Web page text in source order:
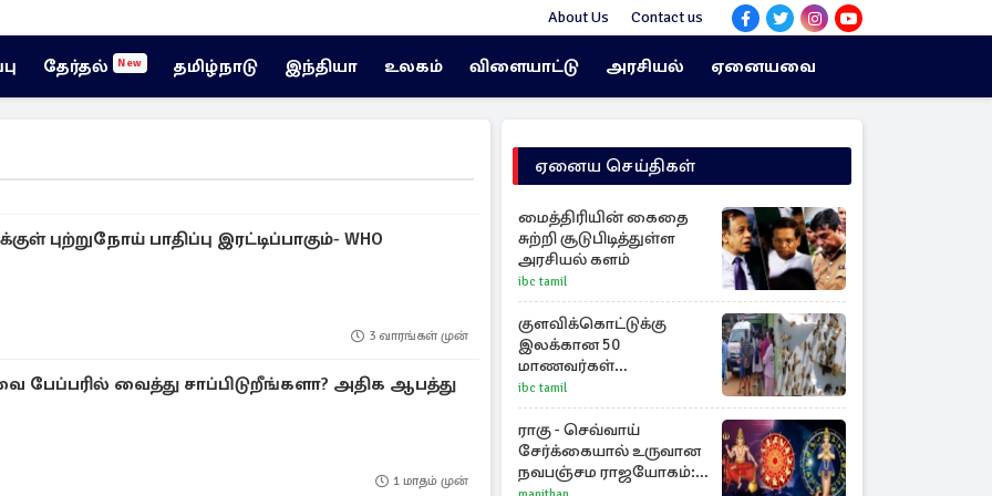
About Us Contact us
தேர்தல் New தமிழ்நாடு இந்தியா உலகம் விளையாட்டு அரசியல் ஏனையவை
புற்றுநோய் பாதிப்பு இரட்டிப்பாகும்- WHO
3 வாரங்கள் முன்
வைத்து சாப்பிடுறீங்களா? அதிக ஆபத்து
1 மாதம் முன்
ஏனைய செய்திகள்
மைத்திரியின் கைதை
சுற்றி சூடுபிடித்துள்ள
அரசியல் களம்
ibc tamil
குளவிக்கொட்டுக்கு
இலக்கான 50
மாணவர்கள்
மருத்துவமனையில்
அனுமதி : மூவரின்
நிலை கவலைக்கிடம்
ibc tamil
ராகு - செவ்வாய்
சேர்க்கையால் உருவான
நவபஞ்சம ராஜயோகம்: